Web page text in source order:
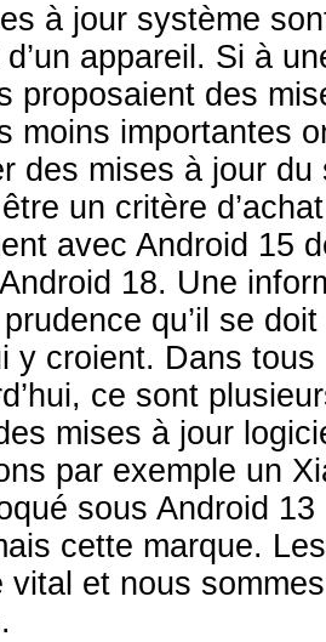
à jour système
d’un appareil. Si à
proposaient des
moins importantes
des mises à jour
un critère
avec Android 15
Android 18. Une
qu’il se
y croient. Dans
ce sont
mises à jour
par exemple un
sous Android
cette marque.
vital et nous